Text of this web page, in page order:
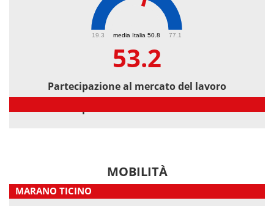
media Italia 50.8
19.3 77.1
53.2
Partecipazione al mercato del lavoro
MOBILITÀ
MARANO TICINO